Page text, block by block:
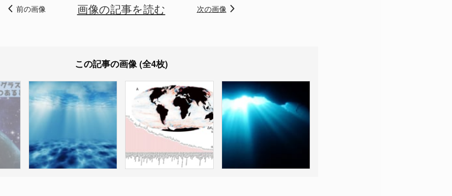
前の画像 画像の記事を読む 次の画像
この記事の画像 (全4枚)